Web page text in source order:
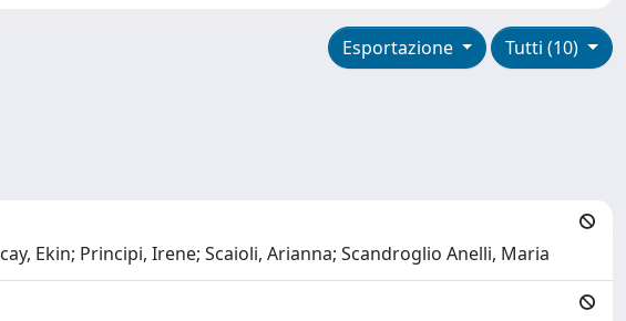
Tutti (10)
Esportazione
Ekin; Principi, Irene; Scaioli, Arianna; Scandroglio Anelli, Maria